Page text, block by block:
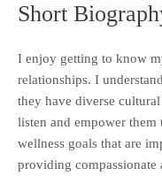
Short
I enjoy getting to know
relationships. I
they have diverse
listen and empower them
wellness goals that are
providing